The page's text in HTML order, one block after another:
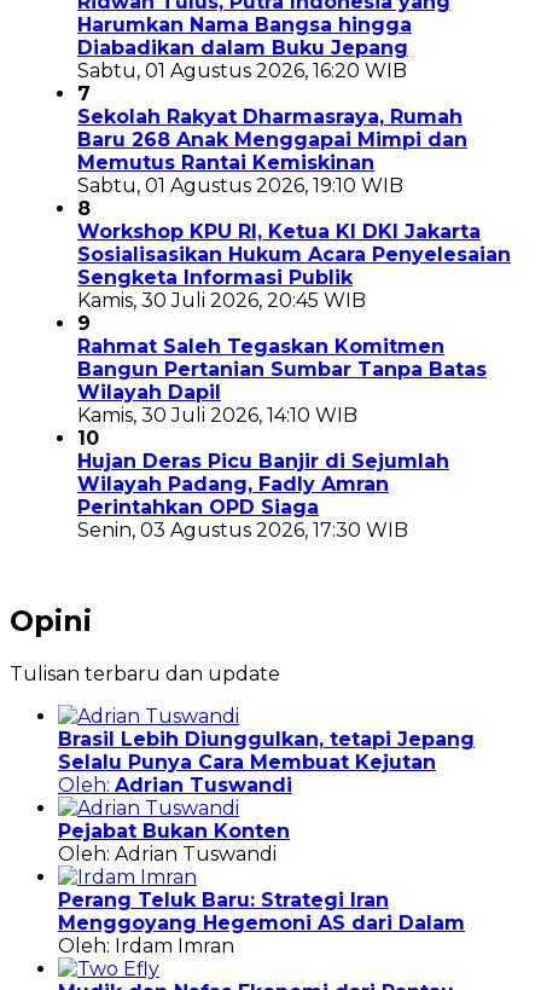
Harumkan Nama Bangsa hingga
Diabadikan dalam Buku Jepang
Sabtu, 01 Agustus 2026, 16:20 WIB
7
Sekolah Rakyat Dharmasraya, Rumah
Baru 268 Anak Menggapai Mimpi dan
Memutus Rantai Kemiskinan
Sabtu, 01 Agustus 2026, 19:10 WIB
8
Workshop KPU RI, Ketua KI DKI Jakarta
Sosialisasikan Hukum Acara Penyelesaian
Sengketa Informasi Publik
Kamis, 30 Juli 2026, 20:45 WIB
9
Rahmat Saleh Tegaskan Komitmen
Bangun Pertanian Sumbar Tanpa Batas
Wilayah Dapil
Kamis, 30 Juli 2026, 14:10 WIB
10
Hujan Deras Picu Banjir di Sejumlah
Wilayah Padang, Fadly Amran
Perintahkan OPD Siaga
Senin, 03 Agustus 2026, 17:30 WIB
Opini
Tulisan terbaru dan update
Brasil Lebih Diunggulkan, tetapi Jepang
Selalu Punya Cara Membuat Kejutan
Oleh: Adrian Tuswandi
Pejabat Bukan Konten
Oleh: Adrian Tuswandi
Perang Teluk Baru: Strategi Iran
Menggoyang Hegemoni AS dari Dalam
Oleh: Irdam Imran